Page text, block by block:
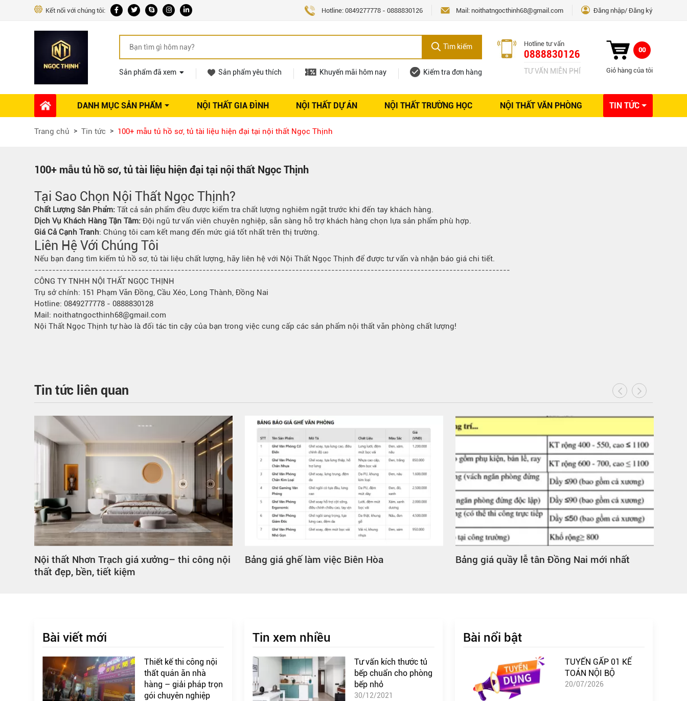
Kết nối với chúng tôi: Hotline: 0849277778 - 0888830126 Mail: noithatngocthinh68@gmail.com Đăng nhập Đăng ký
Tìm kiếm
Sản phẩm đã xem Sản phẩm yêu thích Khuyến mãi hôm nay Kiểm tra đơn hàng
Hotline tư vấn
0888830126
TƯ VẤN MIỄN PHÍ
00
Giỏ hàng của tôi
DANH MỤC SẢN PHẨM
Phụ kiện Nội thất
Ổ khóa tủ
Máy hút mùi
Phụ kiện tủ áo
Phụ kiện tủ bếp trên
Thùng đựng gạo
Bếp từ-Bếp hồng ngoại
Chậu rửa bát
Phụ kiện tủ bếp dưới
Giá để bát đĩa đa năng
Giá để dao thớt
Kệ để chất tẩy rửa
NỘI THẤT GIA ĐÌNH NỘI THẤT DỰ ÁN NỘI THẤT TRƯỜNG HỌC NỘI THẤT VĂN PHÒNG TIN TỨC
Dự án thi công
Trang chủ Tin tức 100+ mẫu tủ hồ sơ, tủ tài liệu hiện đại tại nội thất Ngọc Thịnh
100+ mẫu tủ hồ sơ, tủ tài liệu hiện đại tại nội thất Ngọc Thịnh
Tại Sao Chọn Nội Thất Ngọc Thịnh?
Chất Lượng Sản Phẩm: Tất cả sản phẩm đều được kiểm tra chất lượng nghiêm ngặt trước khi đến tay khách hàng.
Dịch Vụ Khách Hàng Tận Tâm: Đội ngũ tư vấn viên chuyên nghiệp, sẵn sàng hỗ trợ khách hàng chọn lựa sản phẩm phù hợp.
Giá Cả Cạnh Tranh: Chúng tôi cam kết mang đến mức giá tốt nhất trên thị trường.
Liên Hệ Với Chúng Tôi
Nếu bạn đang tìm kiếm tủ hồ sơ, tủ tài liệu chất lượng, hãy liên hệ với Nội Thất Ngọc Thịnh để được tư vấn và nhận báo giá chi tiết.
-------------------------------------------------------------------------------------------------------------------------------------
CÔNG TY TNHH NỘI THẤT NGỌC THỊNH
Trụ sở chính: 151 Phạm Văn Đồng, Cầu Xéo, Long Thành, Đồng Nai
Hotline: 0849277778 - 0888830128
Mail: noithatngocthinh68@gmail.com
Nội Thất Ngọc Thịnh tự hào là đối tác tin cậy của bạn trong việc cung cấp các sản phẩm nội thất văn phòng chất lượng!
Tin tức liên quan
Nội thất Nhơn Trạch giá xưởng– thi công nội
thất đẹp, bền, tiết kiệm
Bảng giá ghế làm việc Biên Hòa Bảng giá quầy lễ tân Đồng Nai mới nhất
Bài viết mới
Thiết kế thi công nội
thất quán ăn nhà
hàng – giải pháp trọn
gói chuyên nghiệp
Tin xem nhiều
Tư vấn kích thước tủ
bếp chuẩn cho phòng
bếp nhỏ
30/12/2021
Bài nổi bật
TUYỂN GẤP 01 KẾ
TOÁN NỘI BỘ
20/07/2026